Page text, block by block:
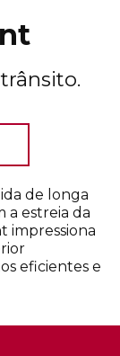
de longa
a estreia da
impressiona
eficientes e